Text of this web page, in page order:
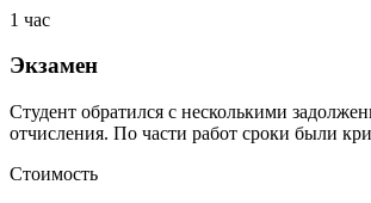
1 час
Экзамен
Студент обратился с несколькими
отчисления. По части работ сроки были
Стоимость